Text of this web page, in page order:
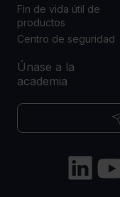
Únase a la
academia
Fin de vida útil de
productos
Centro de seguridad